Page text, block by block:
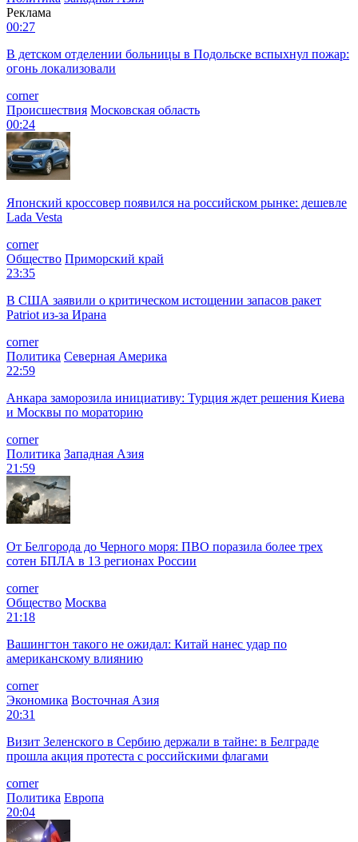
Реклама
00:27
В детском отделении больницы в Подольске вспыхнул пожар:
огонь локализовали
corner
Происшествия Московская область
00:24
Японский кроссовер появился на российском рынке: дешевле
Lada Vesta
corner
Общество Приморский край
23:35
В США заявили о критическом истощении запасов ракет
Patriot из-за Ирана
corner
Политика Северная Америка
22:59
Анкара заморозила инициативу: Турция ждет решения Киева
и Москвы по мораторию
corner
Политика Западная Азия
21:59
От Белгорода до Черного моря: ПВО поразила более трех
сотен БПЛА в 13 регионах России
corner
Общество Москва
21:18
Вашингтон такого не ожидал: Китай нанес удар по
американскому влиянию
corner
Экономика Восточная Азия
20:31
Визит Зеленского в Сербию держали в тайне: в Белграде
прошла акция протеста с российскими флагами
corner
Политика Европа
20:04